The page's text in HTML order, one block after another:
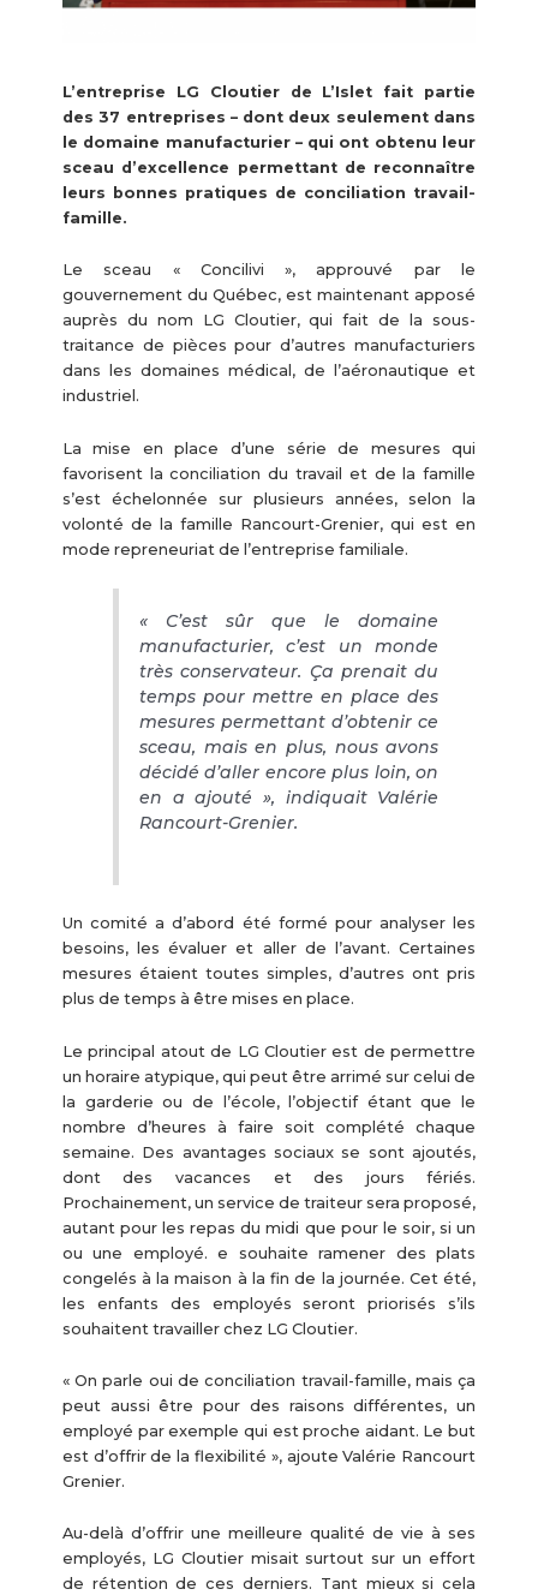
L’entreprise LG Cloutier de L’Islet fait partie
des 37 entreprises – dont deux seulement dans
le domaine manufacturier – qui ont obtenu leur
sceau d’excellence permettant de reconnaître
leurs bonnes pratiques de conciliation travail-
famille.
Le sceau « Concilivi », approuvé par le
gouvernement du Québec, est maintenant apposé
auprès du nom LG Cloutier, qui fait de la sous-
traitance de pièces pour d’autres manufacturiers
dans les domaines médical, de l’aéronautique et
industriel.
La mise en place d’une série de mesures qui
favorisent la conciliation du travail et de la famille
s’est échelonnée sur plusieurs années, selon la
volonté de la famille Rancourt-Grenier, qui est en
mode repreneuriat de l’entreprise familiale.
« C’est sûr que le domaine
manufacturier, c’est un monde
très conservateur. Ça prenait du
temps pour mettre en place des
mesures permettant d’obtenir ce
sceau, mais en plus, nous avons
décidé d’aller encore plus loin, on
en a ajouté », indiquait Valérie
Rancourt-Grenier.
Un comité a d’abord été formé pour analyser les
besoins, les évaluer et aller de l’avant. Certaines
mesures étaient toutes simples, d’autres ont pris
plus de temps à être mises en place.
Le principal atout de LG Cloutier est de permettre
un horaire atypique, qui peut être arrimé sur celui de
la garderie ou de l’école, l’objectif étant que le
nombre d’heures à faire soit complété chaque
semaine. Des avantages sociaux se sont ajoutés,
dont des vacances et des jours fériés.
Prochainement, un service de traiteur sera proposé,
autant pour les repas du midi que pour le soir, si un
ou une employé. e souhaite ramener des plats
congelés à la maison à la fin de la journée. Cet été,
les enfants des employés seront priorisés s’ils
souhaitent travailler chez LG Cloutier.
« On parle oui de conciliation travail-famille, mais ça
peut aussi être pour des raisons différentes, un
employé par exemple qui est proche aidant. Le but
est d’offrir de la flexibilité », ajoute Valérie Rancourt
Grenier.
Au-delà d’offrir une meilleure qualité de vie à ses
employés, LG Cloutier misait surtout sur un effort
de rétention de ces derniers. Tant mieux si cela